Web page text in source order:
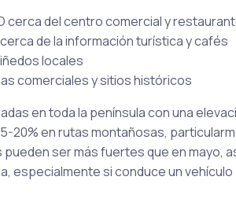
cerca del centro comercial y
de la información turística y cafés
locales
comerciales y sitios históricos
en toda la península con una
20% en rutas montañosas,
pueden ser más fuertes que en mayo,
especialmente si conduce un vehículo